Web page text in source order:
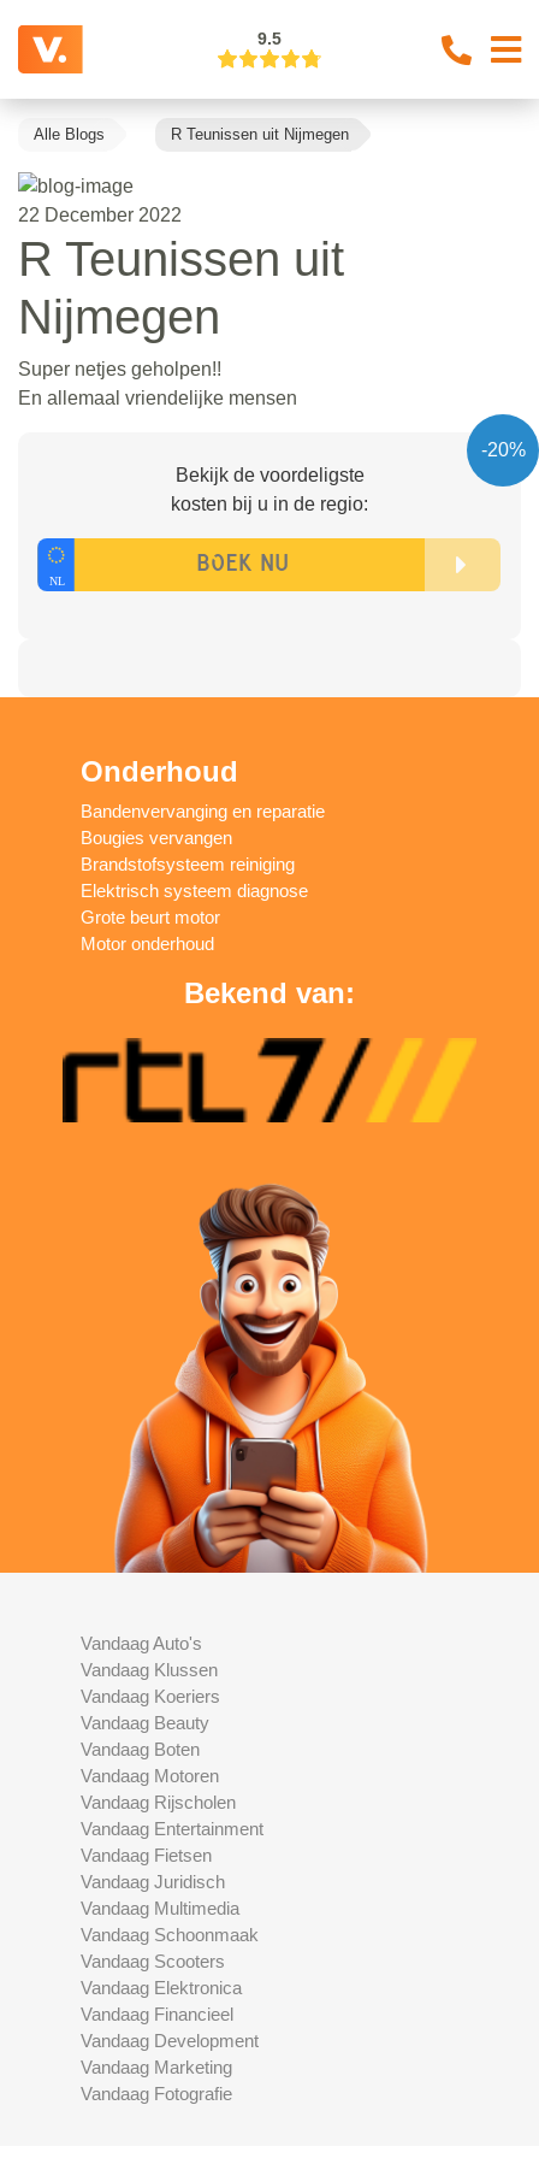
9.5
Alle Blogs R Teunissen uit Nijmegen
22 December 2022
R Teunissen uit
Nijmegen
Super netjes geholpen!!
En allemaal vriendelijke mensen
-20%
Bekijk de voordeligste
kosten bij u in de regio:
Onderhoud
Bandenvervanging en reparatie
Bougies vervangen
Brandstofsysteem reiniging
Elektrisch systeem diagnose
Grote beurt motor
Motor onderhoud
Bekend van:
Vandaag Auto's
Vandaag Klussen
Vandaag Koeriers
Vandaag Beauty
Vandaag Boten
Vandaag Motoren
Vandaag Rijscholen
Vandaag Entertainment
Vandaag Fietsen
Vandaag Juridisch
Vandaag Multimedia
Vandaag Schoonmaak
Vandaag Scooters
Vandaag Elektronica
Vandaag Financieel
Vandaag Development
Vandaag Marketing
Vandaag Fotografie